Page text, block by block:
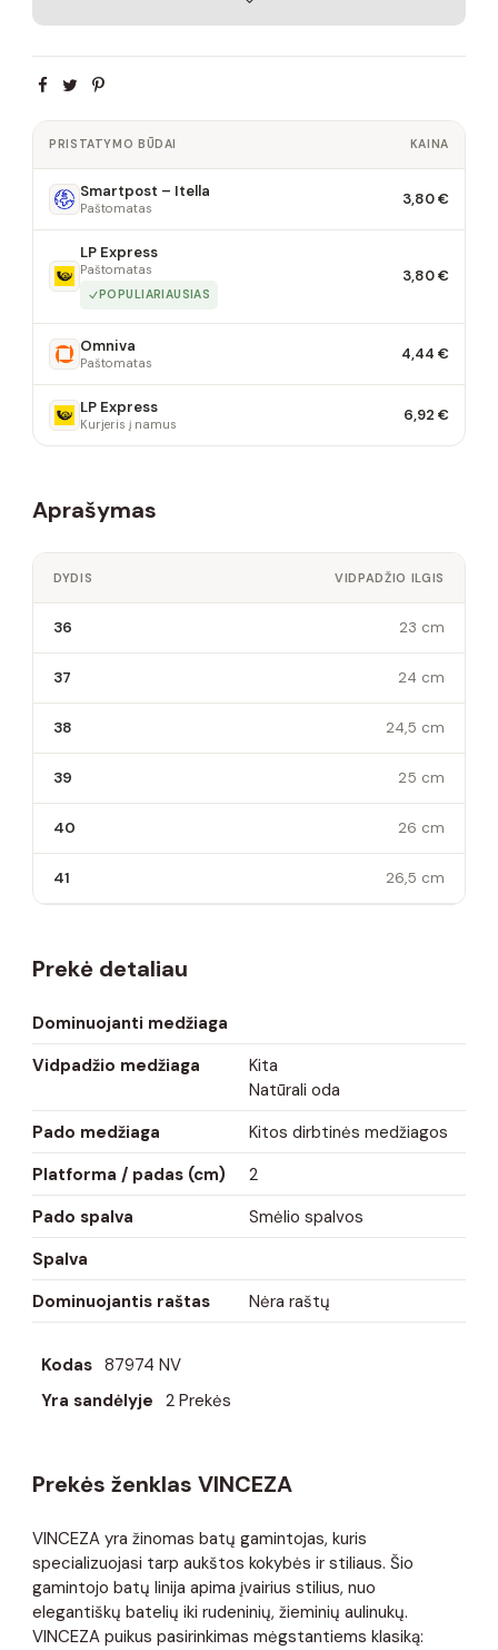
PRISTATYMO BŪDAI KAINA
Smartpost – Itella
Paštomatas 3,80 €
LP Express
Paštomatas
POPULIARIAUSIAS
3,80 €
Omniva
Paštomatas 4,44 €
LP Express
Kurjeris į namus 6,92 €
Aprašymas
DYDIS VIDPADŽIO ILGIS
36 23 cm
37 24 cm
38 24,5 cm
39 25 cm
40 26 cm
41 26,5 cm
Prekė detaliau
Dominuojanti medžiaga
Vidpadžio medžiaga
Kita
Natūrali oda
Pado medžiaga
Kitos dirbtinės medžiagos
Platforma / padas (cm)
2
Pado spalva
Smėlio spalvos
Spalva
Dominuojantis raštas
Nėra raštų
Kodas 87974 NV
Yra sandėlyje 2 Prekės
Prekės ženklas VINCEZA
VINCEZA yra žinomas batų gamintojas, kuris
specializuojasi tarp aukštos kokybės ir stiliaus. Šio
gamintojo batų linija apima įvairius stilius, nuo
elegantiškų batelių iki rudeninių, žieminių aulinukų.
VINCEZA puikus pasirinkimas mėgstantiems klasiką: